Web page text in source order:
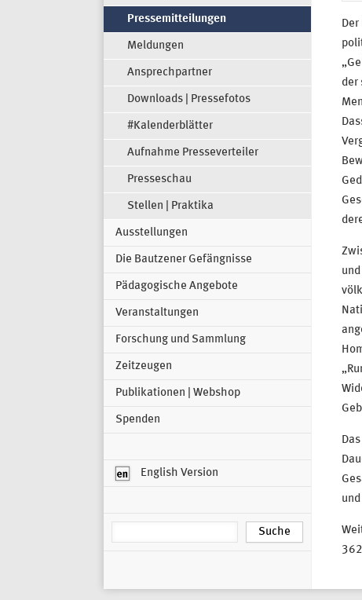
Pressemitteilungen
Meldungen
Ansprechpartner
Downloads | Pressefotos
#Kalenderblätter
Aufnahme Presseverteiler
Presseschau
Stellen | Praktika
Ausstellungen
Die Bautzener Gefängnisse
Pädagogische Angebote
Veranstaltungen
Forschung und Sammlung
Zeitzeugen
Publikationen | Webshop
Spenden
English Version
der